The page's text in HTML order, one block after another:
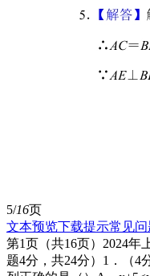
5/16页
文本预览下载提示常见问
第1页（共16页）2024年
题4分，共24分）1．（4